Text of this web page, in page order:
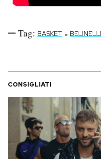
Tag: BASKET - BELINELLI
CONSIGLIATI